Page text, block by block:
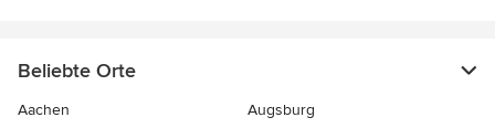
Beliebte Orte
Aachen
Augsburg